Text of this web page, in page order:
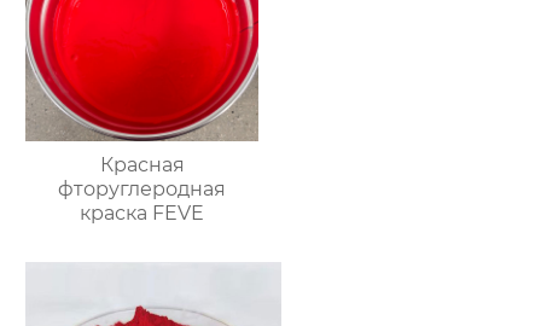
Красная
фторуглеродная
краска FEVE